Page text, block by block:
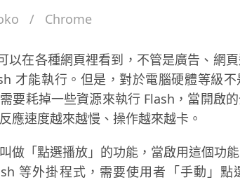
Chrome
以在各種網頁裡看到，不管是廣告、網
才能執行。但是，對於電腦硬體等級
要耗掉一些資源來執行 Flash，當開啟
應速度越來越慢、操作越來越卡。
做「點選播放」的功能，當啟用這個功
等外掛程式，需要使用者「手動」點